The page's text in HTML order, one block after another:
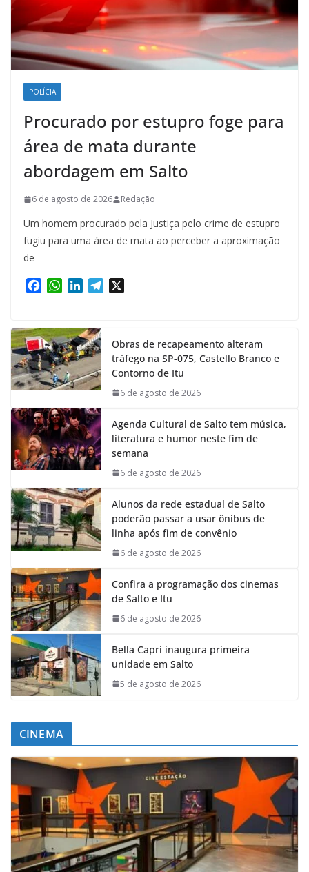
POLÍCIA
Procurado por estupro foge para
área de mata durante
abordagem em Salto
6 de agosto de 2026 Redação
Um homem procurado pela Justiça pelo crime de estupro
fugiu para uma área de mata ao perceber a aproximação
de
e
b
o
o
k
W
t
s
A
p
p
k
e
d
I
n
m
Obras de recapeamento alteram
tráfego na SP-075, Castello Branco e
Contorno de Itu
6 de agosto de 2026
Agenda Cultural de Salto tem música,
literatura e humor neste fim de
semana
6 de agosto de 2026
Alunos da rede estadual de Salto
poderão passar a usar ônibus de
linha após fim de convênio
6 de agosto de 2026
Confira a programação dos cinemas
de Salto e Itu
6 de agosto de 2026
Bella Capri inaugura primeira
unidade em Salto
5 de agosto de 2026
CINEMA